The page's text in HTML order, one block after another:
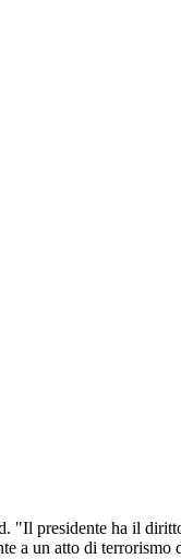
"Il presidente ha il
a un atto di terrorismo